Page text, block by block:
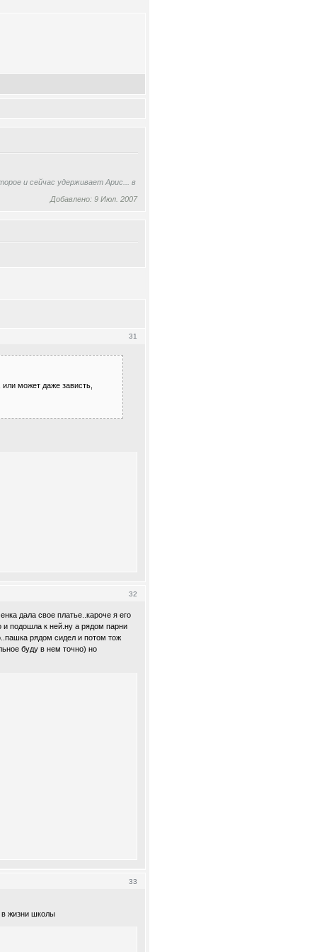
и сейчас удерживает Арис... в
Добавлено: 9 Июл. 2007
31
может даже зависть,
32
дала свое платье..кароче я его
и подошла к ней.ну а рядом парни
рядом сидел и потом тож
буду в нем точно) но
33
в жизни школы